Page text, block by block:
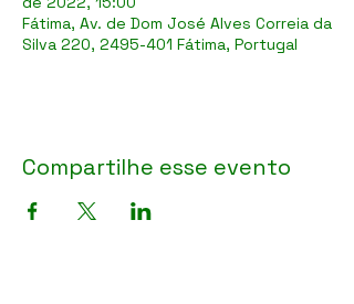
Fátima, Av. de Dom José Alves Correia da
Silva 220, 2495-401 Fátima, Portugal
Compartilhe esse evento